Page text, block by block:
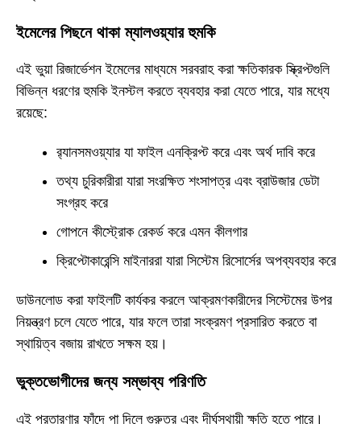
ইমেলের পিছনে থাকা ম্যালওয়্যার হুমকি
এই ভুয়া রিজার্ভেশন ইমেলের মাধ্যমে সরবরাহ করা ক্ষতিকারক স্ক্রিপ্টগুলি
বিভিন্ন ধরণের হুমকি ইনস্টল করতে ব্যবহার করা যেতে পারে, যার মধ্যে
রয়েছে:
র‍্যানসমওয়্যার যা ফাইল এনক্রিপ্ট করে এবং অর্থ দাবি করে
তথ্য চুরিকারীরা যারা সংরক্ষিত শংসাপত্র এবং ব্রাউজার ডেটা
সংগ্রহ করে
গোপনে কীস্ট্রোক রেকর্ড করে এমন কীলগার
ক্রিপ্টোকারেন্সি মাইনাররা যারা সিস্টেম রিসোর্সের অপব্যবহার করে
ডাউনলোড করা ফাইলটি কার্যকর করলে আক্রমণকারীদের সিস্টেমের উপর
নিয়ন্ত্রণ চলে যেতে পারে, যার ফলে তারা সংক্রমণ প্রসারিত করতে বা
স্থায়িত্ব বজায় রাখতে সক্ষম হয়।
ভুক্তভোগীদের জন্য সম্ভাব্য পরিণতি
এই প্রতারণার ফাঁদে পা দিলে গুরুতর এবং দীর্ঘস্থায়ী ক্ষতি হতে পারে।